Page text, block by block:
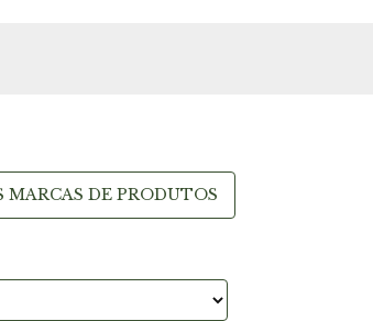
MARCAS DE PRODUTOS